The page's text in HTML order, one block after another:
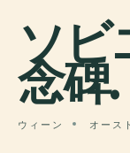
ソビ
念碑.
ウィーン オース